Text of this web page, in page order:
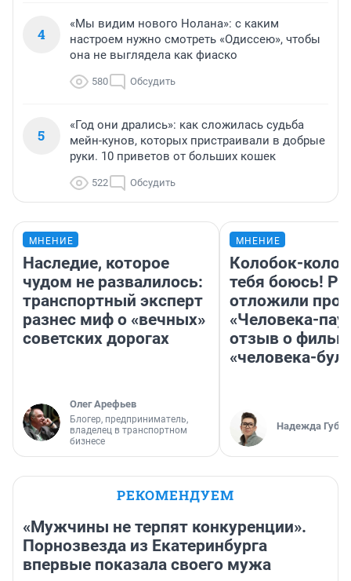
4
«Мы видим нового Нолана»: с каким
настроем нужно смотреть «Одиссею», чтобы
она не выглядела как фиаско
580 Обсудить
5
«Год они дрались»: как сложилась судьба
мейн-кунов, которых пристраивали в добрые
руки. 10 приветов от больших кошек
522 Обсудить
МНЕНИЕ
Наследие, которое
чудом не развалилось:
транспортный эксперт
разнес миф о «вечных»
советских дорогах
Олег Арефьев
Блогер, предприниматель,
владелец в транспортном
бизнесе
МНЕНИЕ
Колобок-
тебя боюсь!
отложили
«Человека-
отзыв о
«человека-
Надежда
РЕКОМЕНДУЕМ
«Мужчины не терпят конкуренции».
Порнозвезда из Екатеринбурга
впервые показала своего мужа